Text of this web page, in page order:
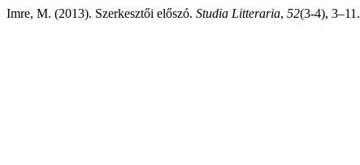
Imre, M. (2013). Szerkesztői előszó. Studia Litteraria, 52(3-4), 3–11.